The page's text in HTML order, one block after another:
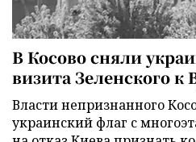
В Косово сняли
визита Зеленского к
Власти непризнанного
украинский флаг с